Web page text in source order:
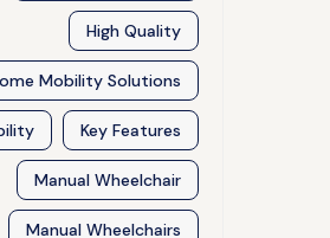
High Quality
Mobility Solutions
Key Features
Manual Wheelchair
Manual Wheelchairs